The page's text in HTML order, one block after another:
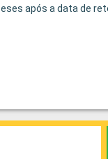
após a data de